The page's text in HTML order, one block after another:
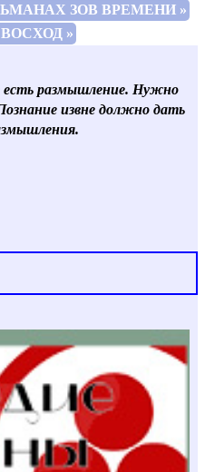
ЗОВ ВРЕМЕНИ »
»
размышление. Нужно
извне должно дать